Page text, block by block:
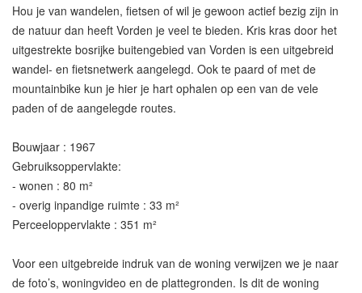
Hou je van wandelen, fietsen of wil je gewoon actief bezig zijn in
de natuur dan heeft Vorden je veel te bieden. Kris kras door het
uitgestrekte bosrijke buitengebied van Vorden is een uitgebreid
wandel- en fietsnetwerk aangelegd. Ook te paard of met de
mountainbike kun je hier je hart ophalen op een van de vele
paden of de aangelegde routes.
Bouwjaar : 1967
Gebruiksoppervlakte:
- wonen : 80 m²
- overig inpandige ruimte : 33 m²
Perceeloppervlakte : 351 m²
Voor een uitgebreide indruk van de woning verwijzen we je naar
de foto’s, woningvideo en de plattegronden. Is dit de woning